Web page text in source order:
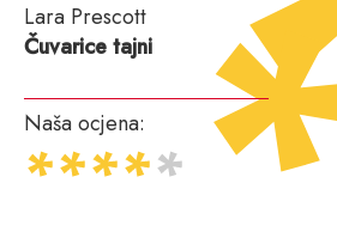
Lara Prescott
Čuvarice tajni
Naša ocjena: